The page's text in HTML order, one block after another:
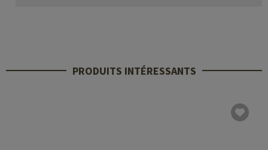
PRODUITS INTÉRESSANTS